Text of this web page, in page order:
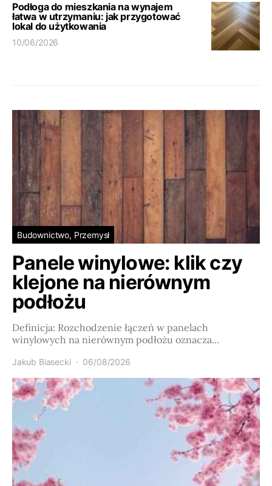
Podłoga do mieszkania na wynajem
łatwa w utrzymaniu: jak przygotować
lokal do użytkowania
10/06/2026
Budownictwo, Przemysł
Panele winylowe: klik czy
klejone na nierównym
podłożu
Definicja: Rozchodzenie łączeń w panelach
winylowych na nierównym podłożu oznacza…
Jakub Biasecki 06/08/2026